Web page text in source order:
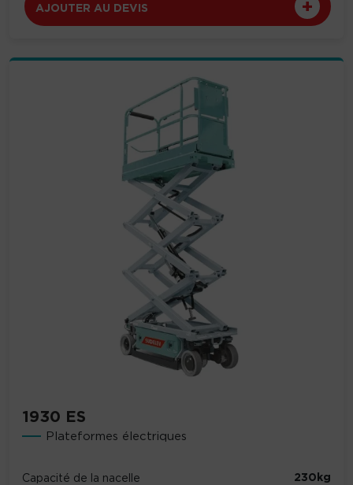
AJOUTER AU DEVIS
1930 ES
Plateformes électriques
Capacité de la nacelle 230kg